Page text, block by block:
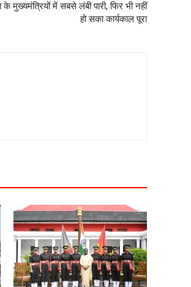
के मुख्यमंत्रियों में सबसे लंबी पारी, फिर भी नहीं
हो सका कार्यकाल पूरा